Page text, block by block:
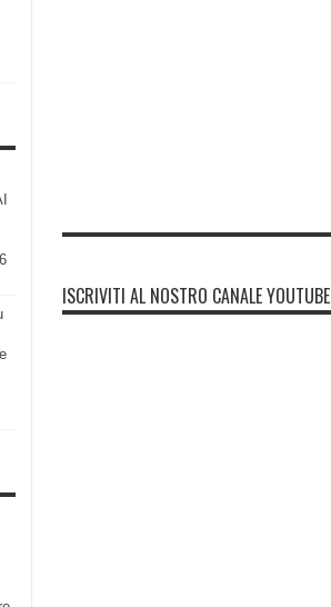
ISCRIVITI AL NOSTRO CANALE YOUTUBE